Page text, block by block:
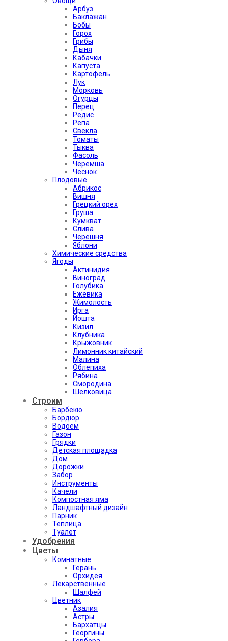
Арбуз
Баклажан
Бобы
Горох
Грибы
Дыня
Кабачки
Капуста
Картофель
Лук
Морковь
Огурцы
Перец
Редис
Репа
Свекла
Томаты
Тыква
Фасоль
Черемша
Чеснок
Плодовые
Абрикос
Вишня
Грецкий орех
Груша
Кумкват
Слива
Черешня
Яблони
Химические средства
Ягоды
Актинидия
Виноград
Голубика
Ежевика
Жимолость
Ирга
Йошта
Кизил
Клубника
Крыжовник
Лимонник китайский
Малина
Облепиха
Рябина
Смородина
Шелковица
Строим
Барбекю
Бордюр
Водоем
Газон
Грядки
Детская площадка
Дом
Дорожки
Забор
Инструменты
Качели
Компостная яма
Ландшафтный дизайн
Парник
Теплица
Туалет
Удобрения
Цветы
Комнатные
Герань
Орхидея
Лекарственные
Шалфей
Цветник
Азалия
Астры
Бархатцы
Георгины